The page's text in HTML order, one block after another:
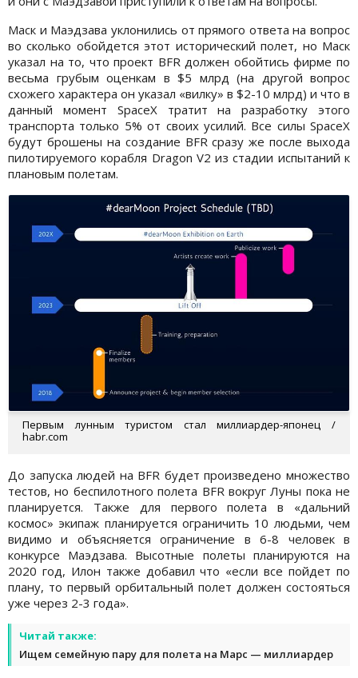
Маск и Маэдзава уклонились от прямого ответа на вопрос
во сколько обойдется этот исторический полет, но Маск
указал на то, что проект BFR должен обойтись фирме по
весьма грубым оценкам в $5 млрд (на другой вопрос
схожего характера он указал «вилку» в $2-10 млрд) и что в
данный момент SpaceX тратит на разработку этого
транспорта только 5% от своих усилий. Все силы SpaceX
будут брошены на создание BFR сразу же после выхода
пилотируемого корабля Dragon V2 из стадии испытаний к
плановым полетам.
Первым лунным туристом стал миллиардер-японец /
habr.com
До запуска людей на BFR будет произведено множество
тестов, но беспилотного полета BFR вокруг Луны пока не
планируется. Также для первого полета в «дальний
космос» экипаж планируется ограничить 10 людьми, чем
видимо и объясняется ограничение в 6-8 человек в
конкурсе Маэдзава. Высотные полеты планируются на
2020 год, Илон также добавил что «если все пойдет по
плану, то первый орбитальный полет должен состояться
уже через 2-3 года».
Читай также:
Ищем семейную пару для полета на Марс — миллиардер